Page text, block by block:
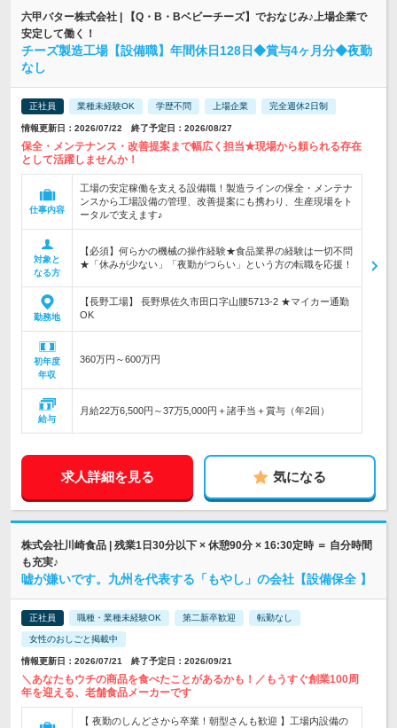
六甲バター株式会社 | 【Q・B・Bベビーチーズ】でおなじみ♪上場企業で
安定して働く！
チーズ製造工場【設備職】年間休日128日◆賞与4ヶ月分◆夜勤
なし
正社員 業種未経験OK 学歴不問 上場企業 完全週休2日制
情報更新日：2026/07/22 終了予定日：2026/08/27
保全・メンテナンス・改善提案まで幅広く担当★現場から頼られる存在
として活躍しませんか！
仕事内容
工場の安定稼働を支える設備職！製造ラインの保全・メンテナ
ンスから工場設備の管理、改善提案にも携わり、生産現場をト
ータルで支えます♪
対象と
なる方
【必須】何らかの機械の操作経験★食品業界の経験は一切不問
★「休みが少ない」「夜勤がつらい」という方の転職を応援！
勤務地
【長野工場】 長野県佐久市田口字山腰5713-2 ★マイカー通勤
OK
初年度
年収
360万円～600万円
給与
月給22万6,500円～37万5,000円＋諸手当＋賞与（年2回）
求人詳細を見る 気になる
株式会社川崎食品 | 残業1日30分以下 × 休憩90分 × 16:30定時 ＝ 自分時間
も充実♪
嘘が嫌いです。九州を代表する「もやし」の会社【設備保全 】
正社員 職種・業種未経験OK 第二新卒歓迎 転勤なし
女性のおしごと掲載中
情報更新日：2026/07/21 終了予定日：2026/09/21
＼あなたもウチの商品を食べたことがあるかも！／もうすぐ創業100周
年を迎える、老舗食品メーカーです
【 夜勤のしんどさから卒業！朝型さんも歓迎 】工場内設備の